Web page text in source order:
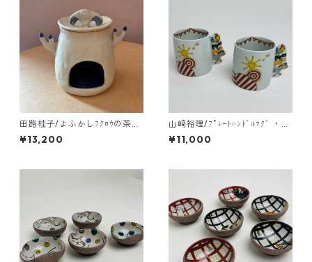
田路桂子/よふかしﾌｸﾛｳの茶香
炉
¥13,200
山﨑裕理/ﾌﾟﾚｰﾄﾊﾝﾄﾞﾙﾏｸﾞ ・ﾌﾞ
ﾚｰﾒﾝの音楽隊
¥11,000